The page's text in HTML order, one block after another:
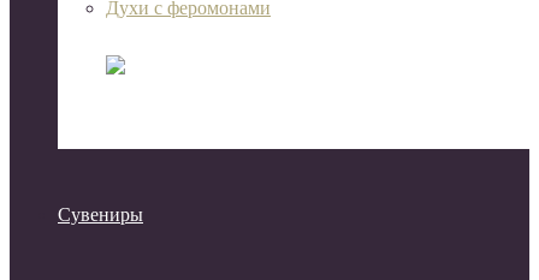
Духи с феромонами
Сувениры